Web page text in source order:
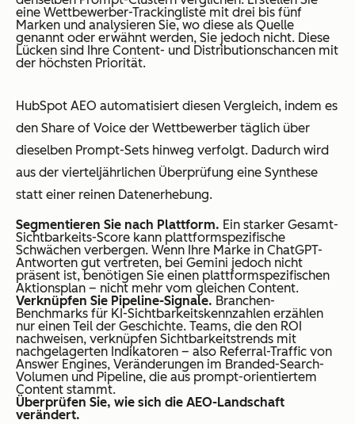
eine Wettbewerber-Trackingliste mit drei bis fünf
Marken und analysieren Sie, wo diese als Quelle
genannt oder erwähnt werden, Sie jedoch nicht. Diese
Lücken sind Ihre Content- und Distributionschancen mit
der höchsten Priorität.
HubSpot AEO automatisiert diesen Vergleich, indem es
den Share of Voice der Wettbewerber täglich über
dieselben Prompt-Sets hinweg verfolgt. Dadurch wird
aus der vierteljährlichen Überprüfung eine Synthese
statt einer reinen Datenerhebung.
Segmentieren Sie nach Plattform. Ein starker Gesamt-
Sichtbarkeits-Score kann plattformspezifische
Schwächen verbergen. Wenn Ihre Marke in ChatGPT-
Antworten gut vertreten, bei Gemini jedoch nicht
präsent ist, benötigen Sie einen plattformspezifischen
Aktionsplan – nicht mehr vom gleichen Content.
Verknüpfen Sie Pipeline-Signale. Branchen-
Benchmarks für KI-Sichtbarkeitskennzahlen erzählen
nur einen Teil der Geschichte. Teams, die den ROI
nachweisen, verknüpfen Sichtbarkeitstrends mit
nachgelagerten Indikatoren – also Referral-Traffic von
Answer Engines, Veränderungen im Branded-Search-
Volumen und Pipeline, die aus prompt-orientiertem
Content stammt.
Überprüfen Sie, wie sich die AEO-Landschaft
verändert.